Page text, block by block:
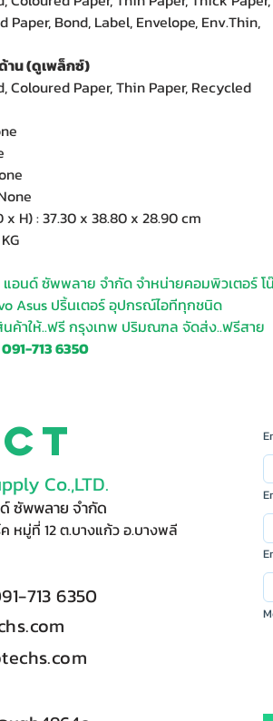
Paper, Bond, Label, Envelope, Env.Thin,
าน (ดูเพล็กซ์)
Coloured Paper, Thin Paper, Recycled
: 37.30 x 38.80 x 28.90 cm
แอนด์ ซัพพลาย จำกัด จำหน่ายคอมพิวเตอร์ โ
Asus ปริ้นเตอร์ อุปกรณ์ไอทีทุกชนิด
ค้าให้..ฟรี กรุงเทพ ปริมณฑล จัดส่ง..ฟรีสาย
713 6350
Co.,LTD.
ด์ ซัพพลาย จำกัด
หมู่ที่ 12 ต.บางแก้ว อ.บางพลี
713 6350